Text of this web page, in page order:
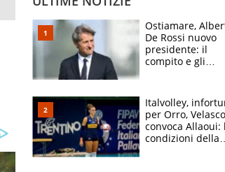
Ostiamare,
De Rossi nuovo
presidente: il
compito e gli
Italvolley,
per Orro, Velasco
convoca Allaoui:
condizioni della